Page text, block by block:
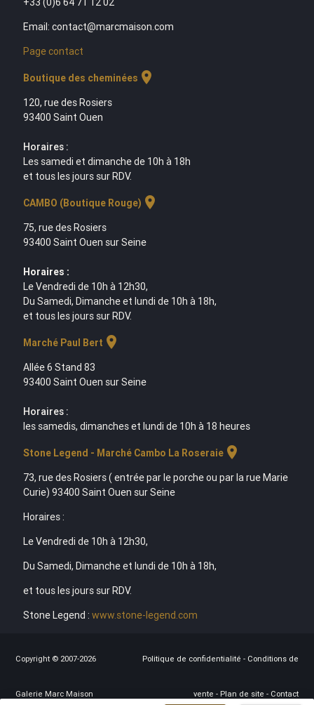
Email: contact@marcmaison.com
Page contact
Boutique des cheminées location_on
120, rue des Rosiers
93400 Saint Ouen
Horaires :
Les samedi et dimanche de 10h à 18h
et tous les jours sur RDV.
CAMBO (Boutique Rouge) location_on
75, rue des Rosiers
93400 Saint Ouen sur Seine
Horaires :
Le Vendredi de 10h à 12h30,
Du Samedi, Dimanche et lundi de 10h à 18h,
et tous les jours sur RDV.
Marché Paul Bert location_on
Allée 6 Stand 83
93400 Saint Ouen sur Seine
Horaires :
les samedis, dimanches et lundi de 10h à 18 heures
Stone Legend - Marché Cambo La Roseraielocation_on
73, rue des Rosiers ( entrée par le porche ou par la rue Marie
Curie) 93400 Saint Ouen sur Seine
Horaires :
Le Vendredi de 10h à 12h30,
Du Samedi, Dimanche et lundi de 10h à 18h,
et tous les jours sur RDV.
Stone Legend : www.stone-legend.com
Copyright © 2007-2026
Galerie Marc Maison
Politique de confidentialité - Conditions de
vente - Plan de site - Contact